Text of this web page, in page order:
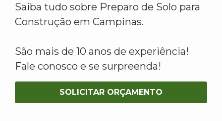
Saiba tudo sobre Preparo de Solo para
Construção em Campinas.
São mais de 10 anos de experiência!
Fale conosco e se surpreenda!
SOLICITAR ORÇAMENTO